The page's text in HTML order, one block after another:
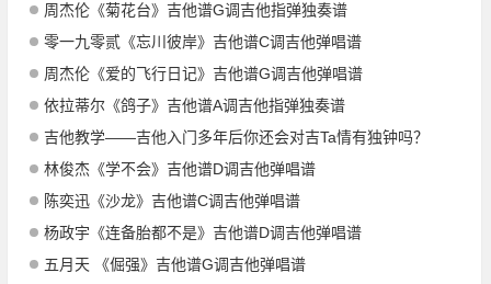
周杰伦《菊花台》吉他谱G调吉他指弹独奏谱
零一九零贰《忘川彼岸》吉他谱C调吉他弹唱谱
周杰伦《爱的飞行日记》吉他谱G调吉他弹唱谱
依拉蒂尔《鸽子》吉他谱A调吉他指弹独奏谱
吉他教学——吉他入门多年后你还会对吉Ta情有独钟吗？
林俊杰《学不会》吉他谱D调吉他弹唱谱
陈奕迅《沙龙》吉他谱C调吉他弹唱谱
杨政宇《连备胎都不是》吉他谱D调吉他弹唱谱
五月天 《倔强》吉他谱G调吉他弹唱谱